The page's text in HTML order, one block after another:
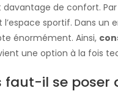
de confort.
sportif. Dans un
énormément. Ainsi,
une option à la fois
faut-il se poser